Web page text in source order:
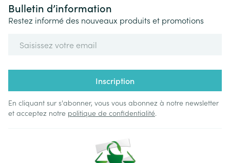
Bulletin d’information
Restez informé des nouveaux produits et promotions
Inscription
En cliquant sur s'abonner, vous vous abonnez à notre newsletter
et acceptez notre politique de confidentialité.